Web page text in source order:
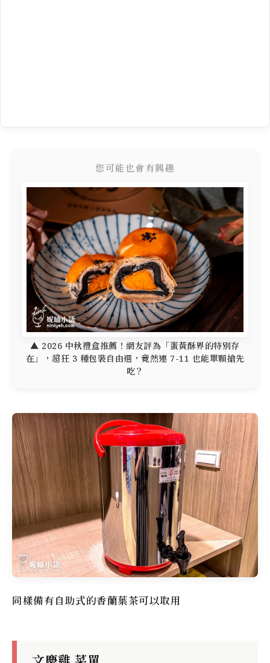
您可能也會有興趣
▲ 2026 中秋禮盒推薦！網友評為「蛋黃酥界的特別存
在」，超狂 3 種包裝自由選，竟然連 7-11 也能單顆搶先
吃？
同樣備有自助式的香蘭葉茶可以取用